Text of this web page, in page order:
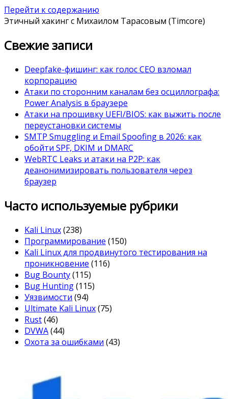
Перейти к содержанию
Этичный хакинг с Михаилом Тарасовым (Timcore)
Свежие записи
Deepfake-фишинг: как голос CEO взломал
корпорацию
Атаки по сторонним каналам без осциллографа:
Power Analysis в браузере
Атаки на прошивку UEFI/BIOS: как выжить после
переустановки системы
SMTP Smuggling и Email Spoofing в 2026: как
обойти SPF, DKIM и DMARC
WebRTC Leaks и атаки на P2P: как
деанонимизировать пользователя через
браузер
Часто используемые рубрики
Kali Linux(238)
Программирование (150)
Kali Linux для продвинутого тестирования на
проникновение (116)
Bug Bounty(115)
Bug Hunting(115)
Уязвимости (94)
Ultimate Kali Linux(75)
Rust(46)
DVWA(44)
Охота за ошибками (43)